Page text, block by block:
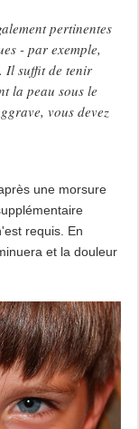
pertinentes
- par exemple,
Il suffit de tenir
la peau sous le
vous devez
une morsure
requis. En
et la douleur